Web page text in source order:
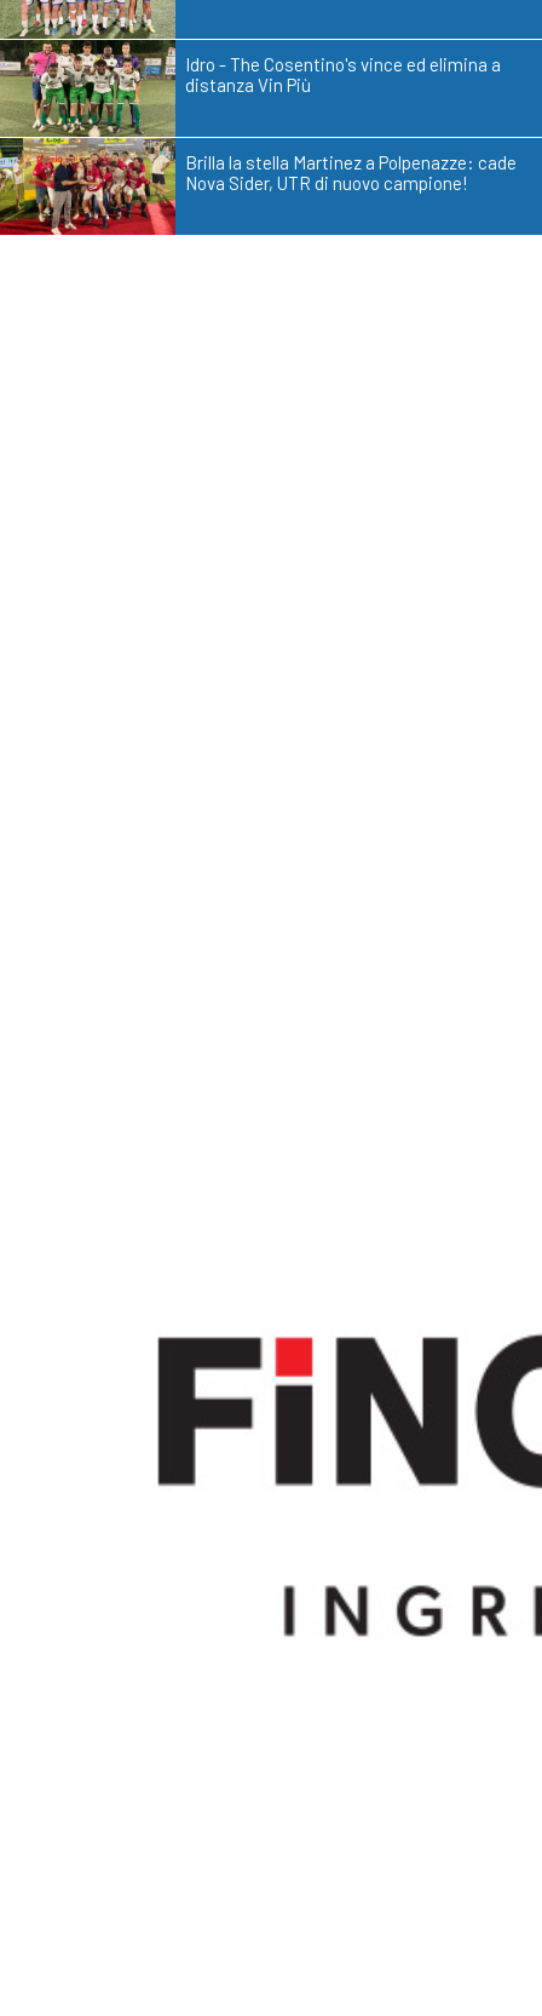
Idro - The Cosentino's vince ed elimina a
distanza Vin Più
Brilla la stella Martinez a Polpenazze: cade
Nova Sider, UTR di nuovo campione!